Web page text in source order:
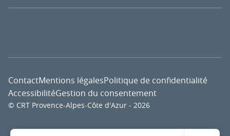
© CRT Provence-Alpes-Côte d'Azur - 2026
ContactMentions légalesPolitique de confidentialité
AccessibilitéGestion du consentement